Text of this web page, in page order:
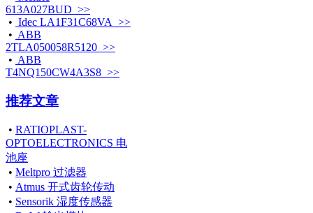
613A027BUD >>
• Idec LA1F31C68VA >>
• ABB
2TLA050058R5120 >>
• ABB
T4NQ150CW4A3S8 >>
推荐文章
• RATIOPLAST-
OPTOELECTRONICS 电
池座
• Meltpro 过滤器
• Atmus 开式齿轮传动
• Sensorik 湿度传感器